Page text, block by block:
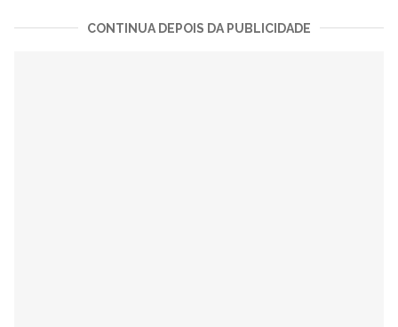
CONTINUA DEPOIS DA PUBLICIDADE